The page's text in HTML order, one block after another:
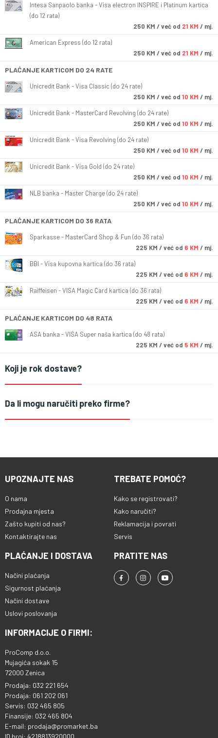
Intesa Sanpaolo banka - Visa electron INSPIRE i Platinum kartica
(do 12 rata)
250 KM / već od 21 KM / mj.
American Express (do 12 rata)
250 KM / već od 21 KM / mj.
PLAĆANJE KARTICOM DO 24 RATE
Unicredit Bank - Visa Classic (do 24 rate)
250 KM / već od 10 KM / mj.
Unicredit Bank - MasterCard Revolving (do 24 rate)
250 KM / već od 10 KM / mj.
Unicredit Bank - Visa Revolving (do 24 rate)
250 KM / već od 10 KM / mj.
Unicredit Bank - Visa Gold (do 24 rate)
250 KM / već od 10 KM / mj.
NLB banka - Master Charge (do 24 rate)
250 KM / već od 10 KM / mj.
PLAĆANJE KARTICOM DO 36 RATA
Sparkasse - MasterCard Shop & Fun (do 36 rata)
225 KM / već od 6 KM / mj.
BBI - Visa kupovna kartica (do 36 rata)
225 KM / već od 6 KM / mj.
Raiffeisen - VISA Magic Card kartica (do 36 rata)
225 KM / već od 6 KM / mj.
PLAĆANJE KARTICOM DO 48 RATA
ASA banka - VISA Super naša kartica (do 48 rata)
225 KM / već od 5 KM / mj.
Koji je rok dostave?
Da li mogu naručiti preko firme?
UPOZNAJTE NAS
O nama
Prodajna mjesta
Zašto kupiti od nas?
Kontaktirajte nas
TREBATE POMOĆ?
Kako se registrovati?
Kako naručiti?
Reklamacija i povrati
Servis
PLAĆANJE I DOSTAVA
Načini plaćanja
Sigurnost plaćanja
Načini dostave
Uslovi poslovanja
PRATITE NAS
INFORMACIJE O FIRMI:
ProComp d.o.o.
Mujagića sokak 15
72000 Zenica
Prodaja: 032 221 654
Prodaja: 061 202 061
Servis: 032 465 805
Finansije: 032 465 804
E-mail: prodaja@promarket.ba